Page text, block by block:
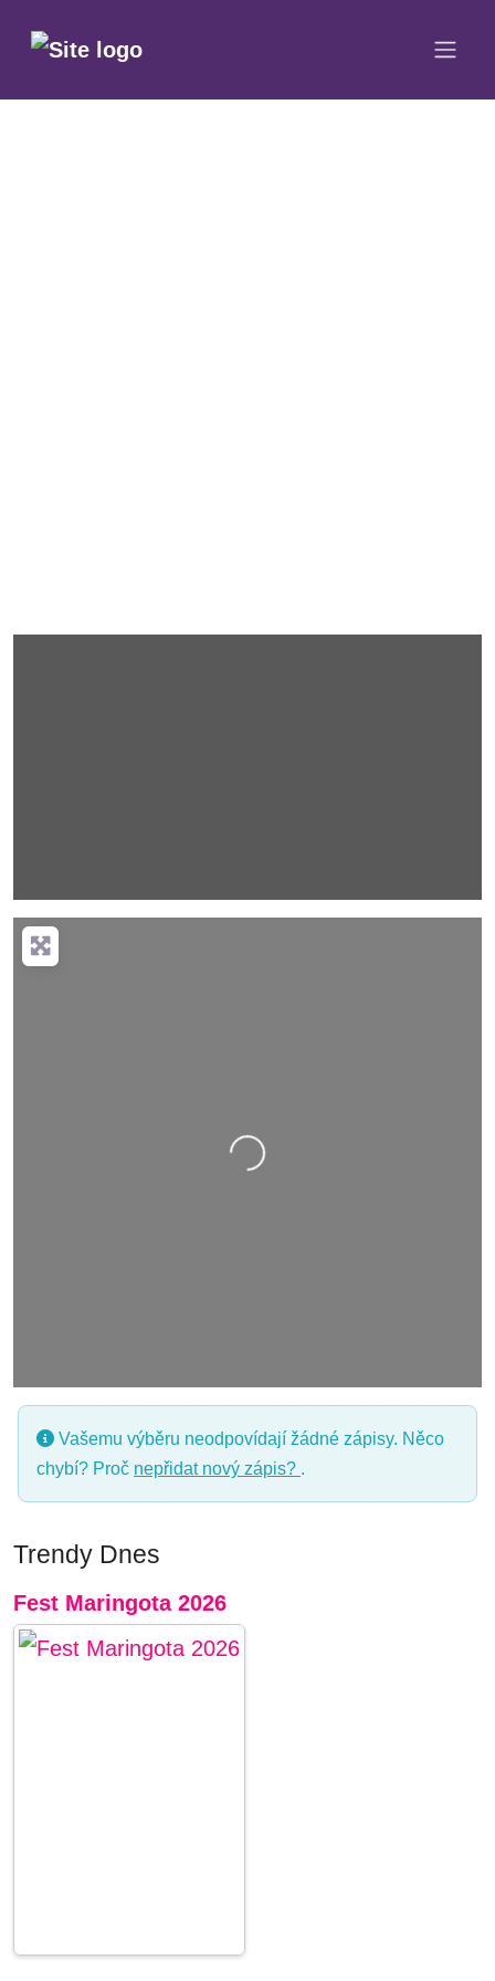
Nahrávání….
Vašemu výběru neodpovídají žádné zápisy. Něco
chybí? Proč nepřidat nový zápis? .
Trendy Dnes
Fest Maringota 2026